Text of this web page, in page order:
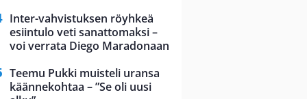
Inter-vahvistuksen röyhkeä
esiintulo veti sanattomaksi –
voi verrata Diego Maradonaan
Teemu Pukki muisteli uransa
käännekohtaa – ”Se oli uusi